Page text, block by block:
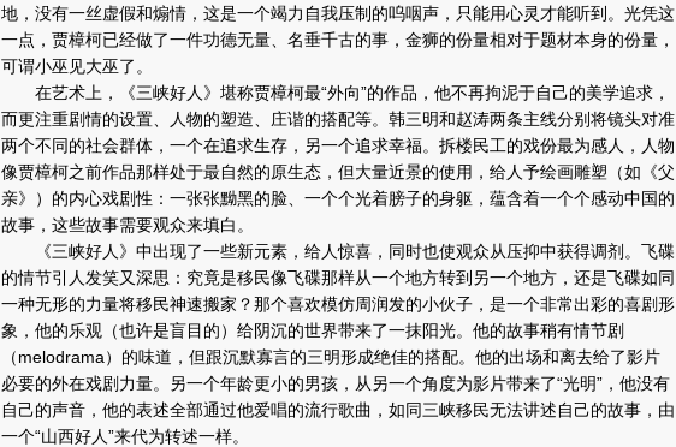
地，没有一丝虚假和煽情，这是一个竭力自我压制的呜咽声，只能用心灵才能听到。光凭这
一点，贾樟柯已经做了一件功德无量、名垂千古的事，金狮的份量相对于题材本身的份量，
可谓小巫见大巫了。
在艺术上，《三峡好人》堪称贾樟柯最“外向”的作品，他不再拘泥于自己的美学追求，
而更注重剧情的设置、人物的塑造、庄谐的搭配等。韩三明和赵涛两条主线分别将镜头对准
两个不同的社会群体，一个在追求生存，另一个追求幸福。拆楼民工的戏份最为感人，人物
像贾樟柯之前作品那样处于最自然的原生态，但大量近景的使用，给人予绘画雕塑（如《父
亲》）的内心戏剧性：一张张黝黑的脸、一个个光着膀子的身躯，蕴含着一个个感动中国的
故事，这些故事需要观众来填白。
《三峡好人》中出现了一些新元素，给人惊喜，同时也使观众从压抑中获得调剂。飞碟
的情节引人发笑又深思：究竟是移民像飞碟那样从一个地方转到另一个地方，还是飞碟如同
一种无形的力量将移民神速搬家？那个喜欢模仿周润发的小伙子，是一个非常出彩的喜剧形
象，他的乐观（也许是盲目的）给阴沉的世界带来了一抹阳光。他的故事稍有情节剧
（melodrama）的味道，但跟沉默寡言的三明形成绝佳的搭配。他的出场和离去给了影片
必要的外在戏剧力量。另一个年龄更小的男孩，从另一个角度为影片带来了“光明”，他没有
自己的声音，他的表述全部通过他爱唱的流行歌曲，如同三峡移民无法讲述自己的故事，由
一个“山西好人”来代为转述一样。